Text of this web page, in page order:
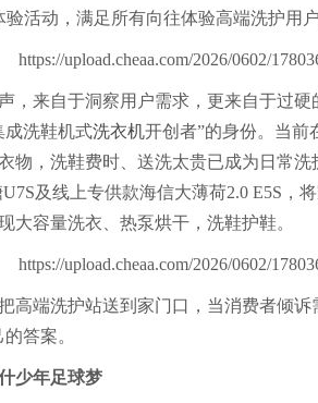
验活动，满足所有向往体验高端洗护用
来自于洞察用户需求，更来自于过硬
成洗鞋机式洗衣机开创者”的身份。当前
物，洗鞋费时、送洗太贵已成为日常
及线上专供款海信大薄荷2.0 E5S，
大容量洗衣、热泵烘干，洗鞋护鞋。
端洗护站送到家门口，当消费者倾诉
答案。
少年足球梦